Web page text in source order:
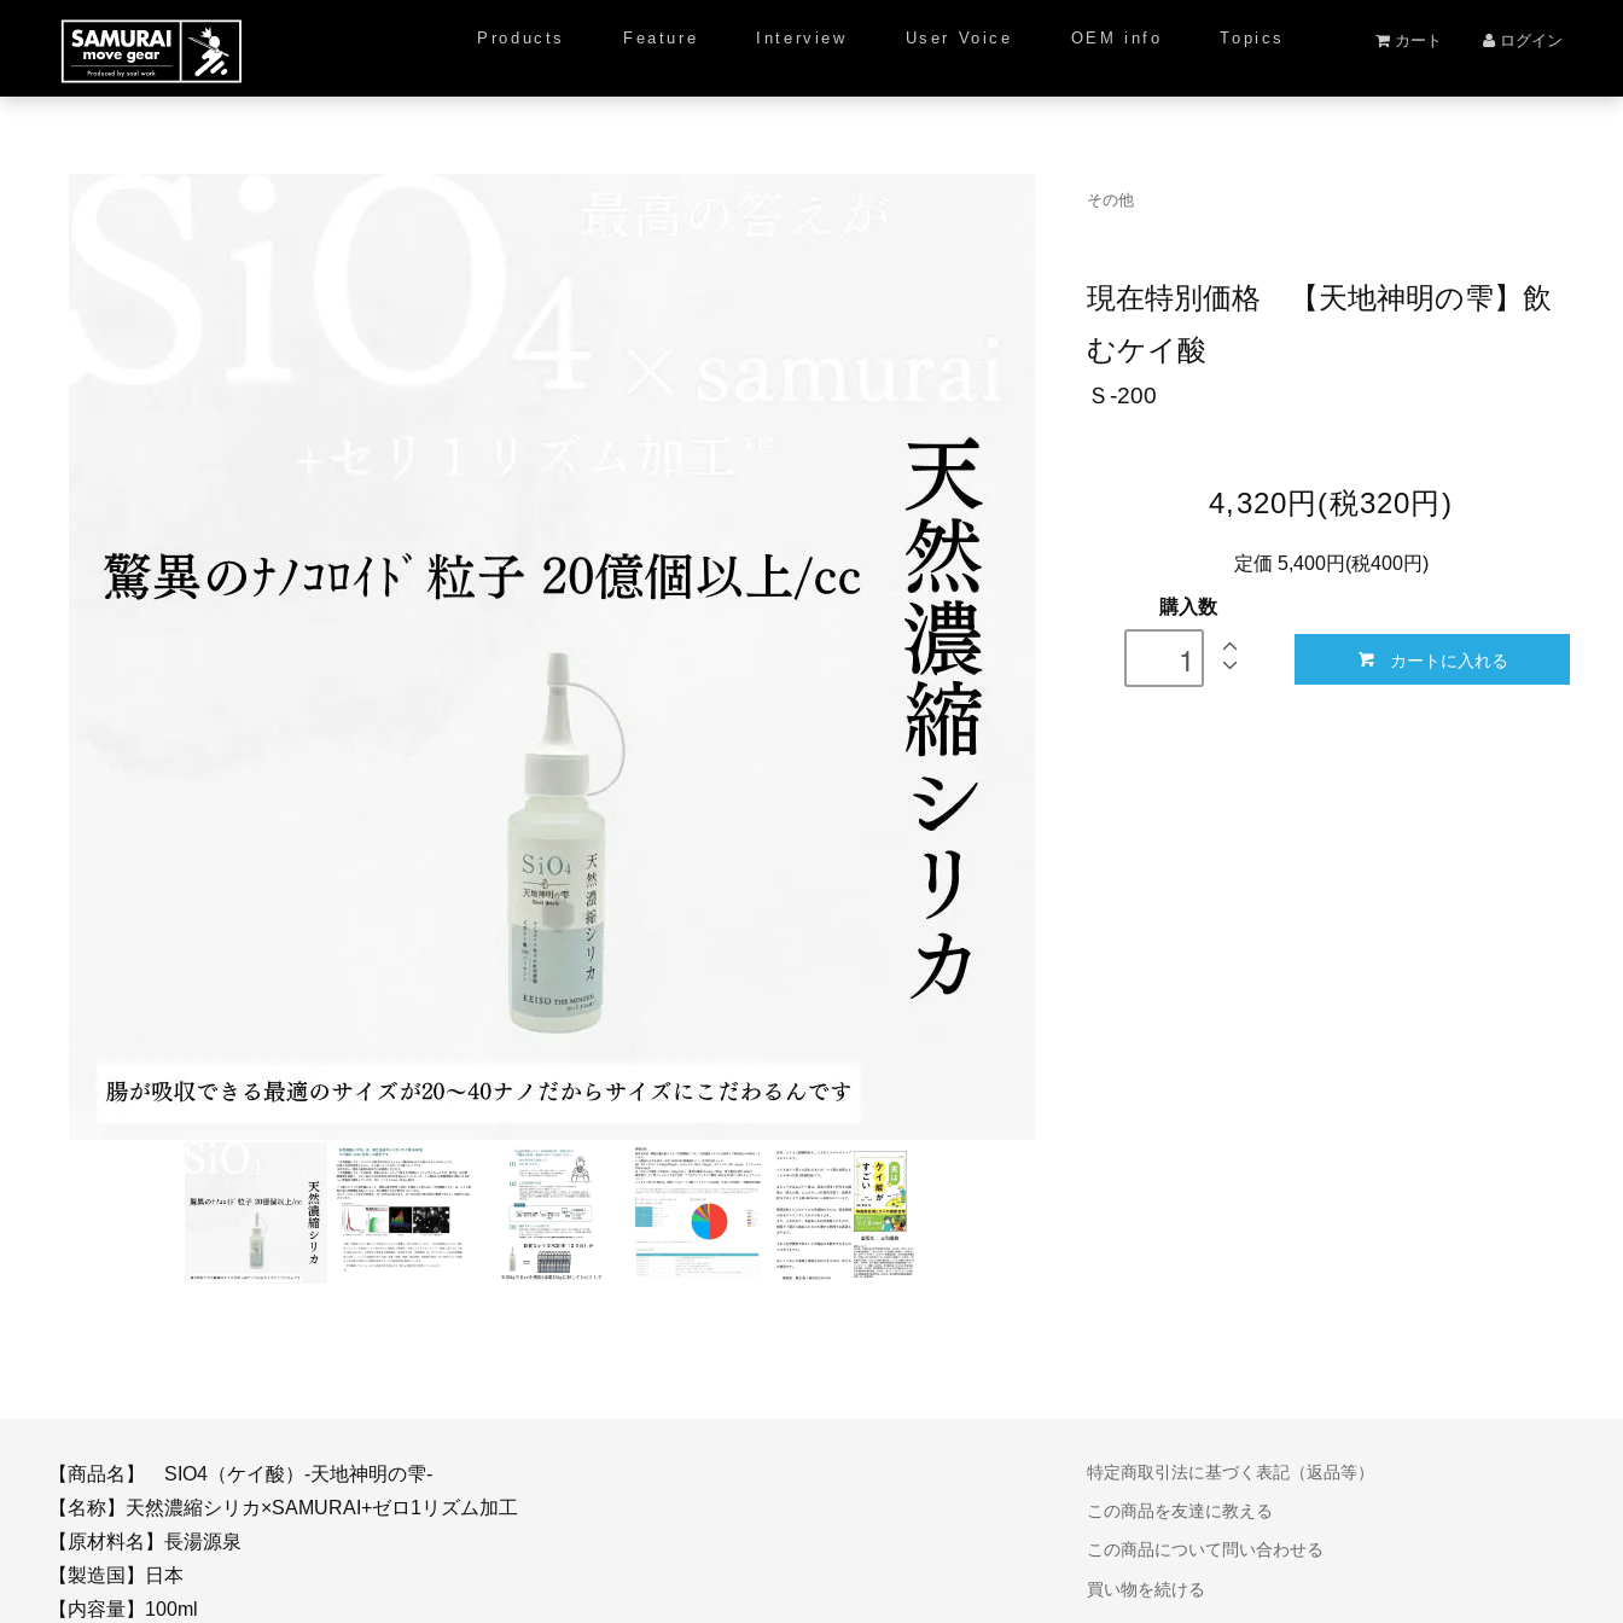
Products Feature Interview User Voice OEM info Topics カート ログイン
その他
現在特別価格 【天地神明の雫】飲
むケイ酸
Ｓ-200
4,320円(税320円)
定価 5,400円(税400円)
購入数
カートに入れる
【商品名】 SIO4（ケイ酸）-天地神明の雫-
【名称】天然濃縮シリカ×SAMURAI+ゼロ1リズム加工
【原材料名】長湯源泉
【製造国】日本
【内容量】100ml
特定商取引法に基づく表記（返品等）
この商品を友達に教える
この商品について問い合わせる
買い物を続ける